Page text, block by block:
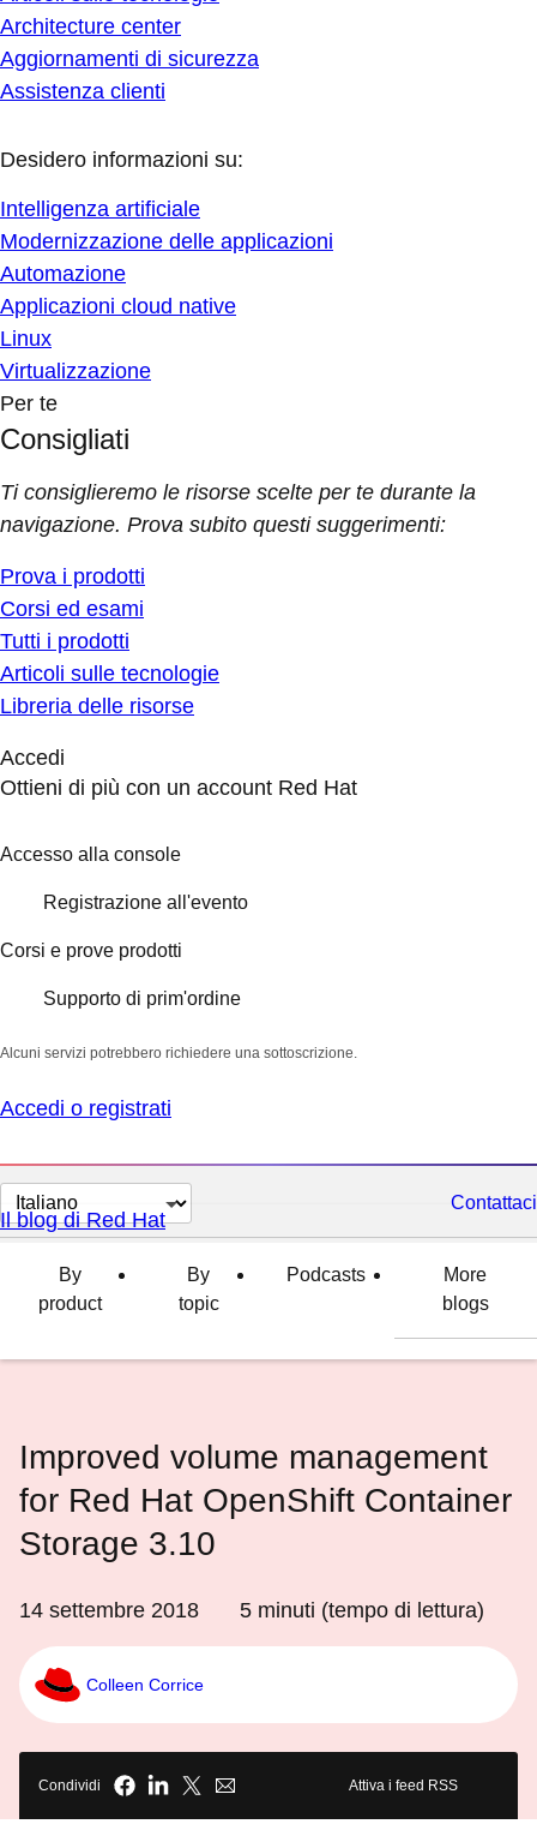
Architecture center
Aggiornamenti di sicurezza
Assistenza clienti
Desidero informazioni su:
Intelligenza artificiale
Modernizzazione delle applicazioni
Automazione
Applicazioni cloud native
Linux
Virtualizzazione
Per te
Consigliati
Ti consiglieremo le risorse scelte per te durante la
navigazione. Prova subito questi suggerimenti:
Prova i prodotti
Corsi ed esami
Tutti i prodotti
Articoli sulle tecnologie
Libreria delle risorse
Accedi
Ottieni di più con un account Red Hat
Accesso alla console
Registrazione all'evento
Corsi e prove prodotti
Supporto di prim'ordine
Alcuni servizi potrebbero richiedere una sottoscrizione.
Accedi o registrati
Cambia
lingua
Contattaci
Il blog di Red Hat
By
product
By
topic
Podcasts
More
blogs
Improved volume management
for Red Hat OpenShift Container
Storage 3.10
14 settembre 2018 5 minuti (tempo di lettura)
Colleen Corrice
Condividi Attiva i feed RSS